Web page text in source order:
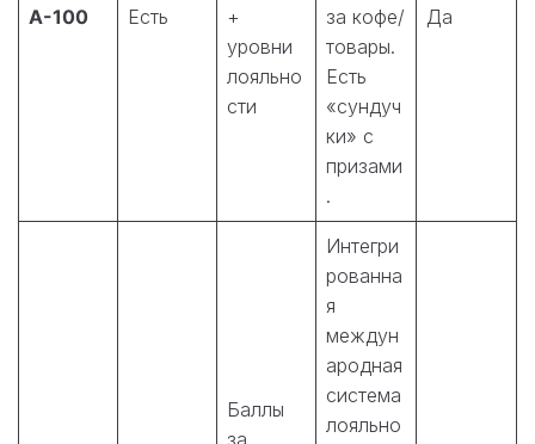
А-100 Есть
+
уровни
лояльно
сти
за кофе/
товары.
Есть
«сундуч
ки» с
призами
.
Да
Баллы
за
Интегри
рованна
я
междун
ародная
система
лояльно